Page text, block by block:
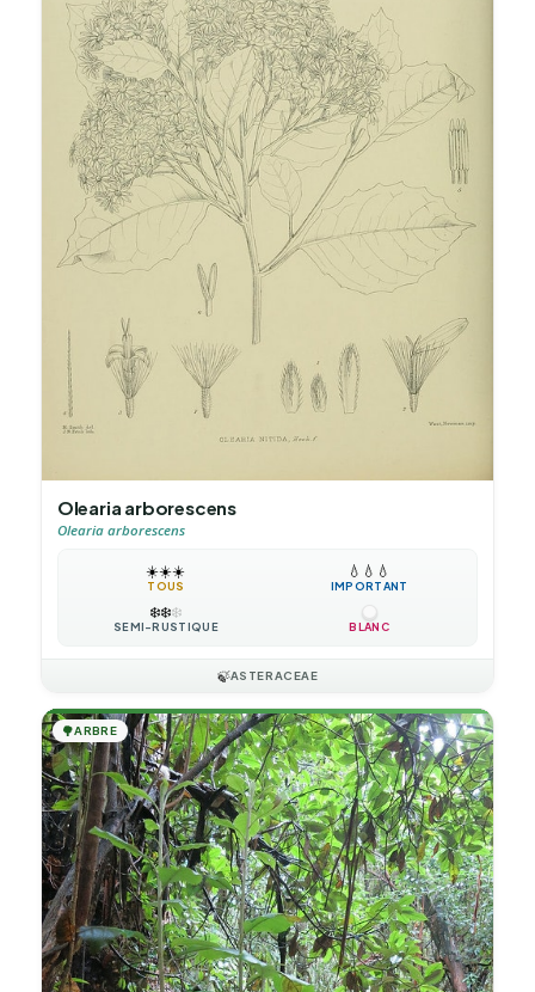
Olearia arborescens
Olearia arborescens
☀️☀️☀️
TOUS
💧 💧 💧
IMPORTANT
❄️❄️❄️
SEMI-RUSTIQUE BLANC
🍃ASTERACEAE
🌳ARBRE